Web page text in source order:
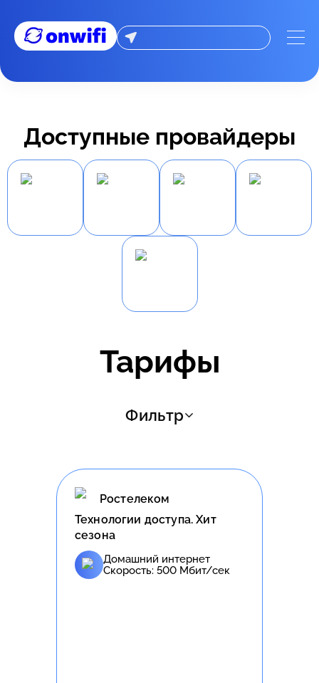
Доступные провайдеры
Тарифы
Фильтр
Ростелеком
Технологии доступа. Хит
сезона
Домашний интернет
Скорость: 500 Мбит/сек